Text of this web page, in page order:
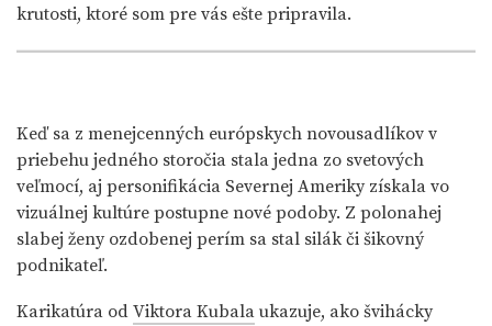
krutosti, ktoré som pre vás ešte pripravila.
Keď sa z menejcenných európskych novousadlíkov v
priebehu jedného storočia stala jedna zo svetových
veľmocí, aj personifikácia Severnej Ameriky získala vo
vizuálnej kultúre postupne nové podoby. Z polonahej
slabej ženy ozdobenej perím sa stal silák či šikovný
podnikateľ.
Karikatúra od Viktora Kubala ukazuje, ako švihácky